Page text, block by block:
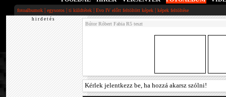
fotoalbumok | egysoros | ti küldtétek | Evo IV előtt feltöltött képek | képek feltöltése
h i r d e t é s
Bútor Róbert Fabia R5 teszt
Kérlek jelentkezz be, ha hozzá akarsz szólni!